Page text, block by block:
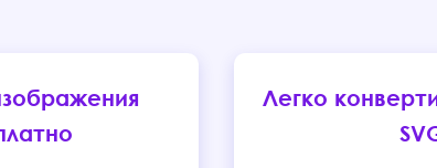
Легко